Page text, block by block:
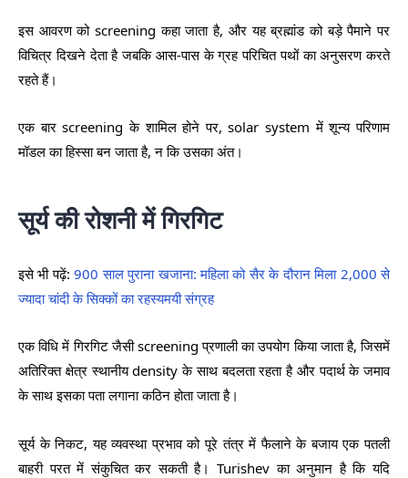
इस आवरण को screening कहा जाता है, और यह ब्रह्मांड को बड़े पैमाने पर
विचित्र दिखने देता है जबकि आस-पास के ग्रह परिचित पथों का अनुसरण करते
रहते हैं।
एक बार screening के शामिल होने पर, solar system में शून्य परिणाम
मॉडल का हिस्सा बन जाता है, न कि उसका अंत।
सूर्य की रोशनी में गिरगिट
इसे भी पढ़ें:900 साल पुराना खजाना: महिला को सैर के दौरान मिला 2,000 से
ज्यादा चांदी के सिक्कों का रहस्यमयी संग्रह
एक विधि में गिरगिट जैसी screening प्रणाली का उपयोग किया जाता है, जिसमें
अतिरिक्त क्षेत्र स्थानीय density के साथ बदलता रहता है और पदार्थ के जमाव
के साथ इसका पता लगाना कठिन होता जाता है।
सूर्य के निकट, यह व्यवस्था प्रभाव को पूरे तंत्र में फैलाने के बजाय एक पतली
बाहरी परत में संकुचित कर सकती है। Turishev का अनुमान है कि यदि